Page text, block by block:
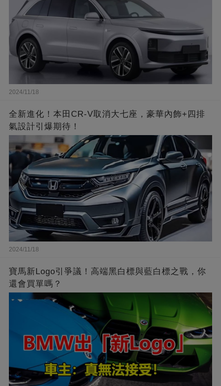
2024/11/18
全新進化！本田CR-V取消大七座，豪華內飾+四排
氣設計引爆期待！
2024/11/18
寶馬新Logo引爭議！高端黑白標與藍白標之戰，你
還會買單嗎？